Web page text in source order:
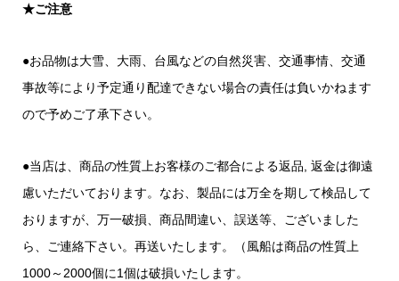
★ご注意
●お品物は大雪、大雨、台風などの自然災害、交通事情、交通
事故等により予定通り配達できない場合の責任は負いかねます
ので予めご了承下さい。
●当店は、商品の性質上お客様のご都合による返品, 返金は御遠
慮いただいております。なお、製品には万全を期して検品して
おりますが、万一破損、商品間違い、誤送等、ございました
ら、ご連絡下さい。再送いたします。（風船は商品の性質上
1000～2000個に1個は破損いたします。